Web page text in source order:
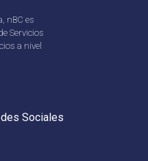
nBC es
Servicios
a nivel
Sociales